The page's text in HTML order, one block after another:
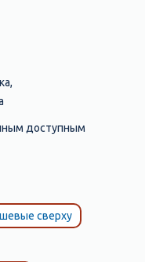
доступным
сверху